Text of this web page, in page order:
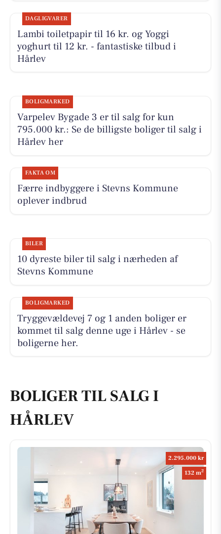
DAGLIGVARER
Lambi toiletpapir til 16 kr. og Yoggi
yoghurt til 12 kr. - fantastiske tilbud i
Hårlev
BOLIGMARKED
Varpelev Bygade 3 er til salg for kun
795.000 kr.: Se de billigste boliger til salg i
Hårlev her
FAKTA OM
Færre indbyggere i Stevns Kommune
oplever indbrud
BILER
10 dyreste biler til salg i nærheden af
Stevns Kommune
BOLIGMARKED
Tryggevældevej 7 og 1 anden boliger er
kommet til salg denne uge i Hårlev - se
boligerne her.
BOLIGER TIL SALG I
HÅRLEV
2.295.000 kr
132 m2